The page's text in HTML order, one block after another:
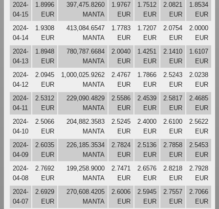
2024-
04-15
1.8996
EUR
397,475.8260
MANTA
1.9767
EUR
1.7512
EUR
2.0821
EUR
1.8534
EUR
2024-
04-14
1.9308
EUR
413,084.6547
MANTA
1.7783
EUR
1.7207
EUR
2.0754
EUR
2.0000
EUR
2024-
04-13
1.8948
EUR
780,787.6684
MANTA
2.0040
EUR
1.4251
EUR
2.1410
EUR
1.6107
EUR
2024-
04-12
2.0945
EUR
1,000,025.9262
MANTA
2.4767
EUR
1.7866
EUR
2.5243
EUR
2.0238
EUR
2024-
04-11
2.5312
EUR
229,090.4829
MANTA
2.5586
EUR
2.4539
EUR
2.5817
EUR
2.4685
EUR
2024-
04-10
2.5066
EUR
204,882.3583
MANTA
2.5245
EUR
2.4000
EUR
2.6100
EUR
2.5622
EUR
2024-
04-09
2.6035
EUR
226,185.3534
MANTA
2.7824
EUR
2.5136
EUR
2.7858
EUR
2.5453
EUR
2024-
04-08
2.7692
EUR
199,258.9000
MANTA
2.7471
EUR
2.6576
EUR
2.8218
EUR
2.7928
EUR
2024-
04-07
2.6929
EUR
270,608.4205
MANTA
2.6006
EUR
2.5945
EUR
2.7557
EUR
2.7066
EUR